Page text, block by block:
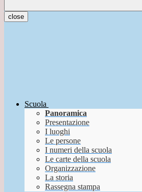
close
Scuola
Panoramica
Presentazione
I luoghi
Le persone
I numeri della scuola
Le carte della scuola
Organizzazione
La storia
Rassegna stampa